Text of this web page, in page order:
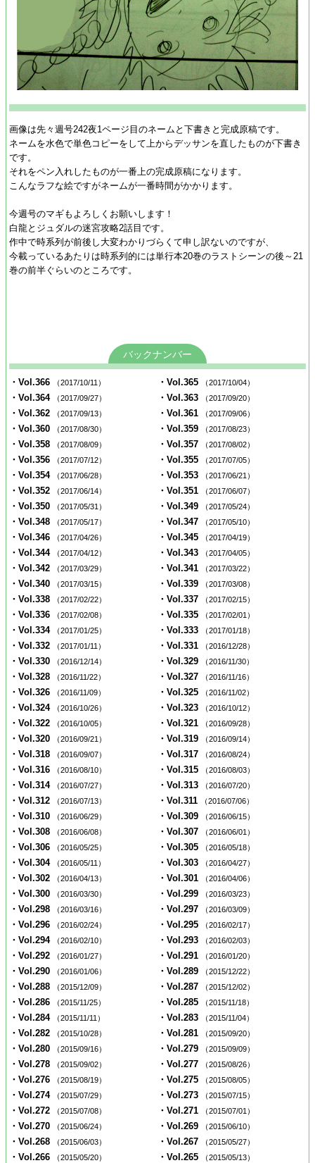
画像は先々週号242夜1ページ目のネームと下書きと完成原稿です。
ネームを水色で単色コピーをして上からデッサンを直したものが下書き
です。
それをペン入れしたものが一番上の完成原稿になります。
こんなラフな絵ですがネームが一番時間がかかります。
今週号のマギもよろしくお願いします！
白龍とジュダルの迷宮攻略2話目です。
作中で時系列が前後し大変わかりづらくて申し訳ないのですが、
今載っているあたりは時系列的には単行本20巻のラストシーンの後～21
巻の前半ぐらいのところです。
バックナンバー
・Vol.366 （2017/10/11） ・Vol.365 （2017/10/04）
・Vol.364 （2017/09/27） ・Vol.363 （2017/09/20）
・Vol.362 （2017/09/13） ・Vol.361 （2017/09/06）
・Vol.360 （2017/08/30） ・Vol.359 （2017/08/23）
・Vol.358 （2017/08/09） ・Vol.357 （2017/08/02）
・Vol.356 （2017/07/12） ・Vol.355 （2017/07/05）
・Vol.354 （2017/06/28） ・Vol.353 （2017/06/21）
・Vol.352 （2017/06/14） ・Vol.351 （2017/06/07）
・Vol.350 （2017/05/31） ・Vol.349 （2017/05/24）
・Vol.348 （2017/05/17） ・Vol.347 （2017/05/10）
・Vol.346 （2017/04/26） ・Vol.345 （2017/04/19）
・Vol.344 （2017/04/12） ・Vol.343 （2017/04/05）
・Vol.342 （2017/03/29） ・Vol.341 （2017/03/22）
・Vol.340 （2017/03/15） ・Vol.339 （2017/03/08）
・Vol.338 （2017/02/22） ・Vol.337 （2017/02/15）
・Vol.336 （2017/02/08） ・Vol.335 （2017/02/01）
・Vol.334 （2017/01/25） ・Vol.333 （2017/01/18）
・Vol.332 （2017/01/11） ・Vol.331 （2016/12/28）
・Vol.330 （2016/12/14） ・Vol.329 （2016/11/30）
・Vol.328 （2016/11/22） ・Vol.327 （2016/11/16）
・Vol.326 （2016/11/09） ・Vol.325 （2016/11/02）
・Vol.324 （2016/10/26） ・Vol.323 （2016/10/12）
・Vol.322 （2016/10/05） ・Vol.321 （2016/09/28）
・Vol.320 （2016/09/21） ・Vol.319 （2016/09/14）
・Vol.318 （2016/09/07） ・Vol.317 （2016/08/24）
・Vol.316 （2016/08/10） ・Vol.315 （2016/08/03）
・Vol.314 （2016/07/27） ・Vol.313 （2016/07/20）
・Vol.312 （2016/07/13） ・Vol.311 （2016/07/06）
・Vol.310 （2016/06/29） ・Vol.309 （2016/06/15）
・Vol.308 （2016/06/08） ・Vol.307 （2016/06/01）
・Vol.306 （2016/05/25） ・Vol.305 （2016/05/18）
・Vol.304 （2016/05/11） ・Vol.303 （2016/04/27）
・Vol.302 （2016/04/13） ・Vol.301 （2016/04/06）
・Vol.300 （2016/03/30） ・Vol.299 （2016/03/23）
・Vol.298 （2016/03/16） ・Vol.297 （2016/03/09）
・Vol.296 （2016/02/24） ・Vol.295 （2016/02/17）
・Vol.294 （2016/02/10） ・Vol.293 （2016/02/03）
・Vol.292 （2016/01/27） ・Vol.291 （2016/01/20）
・Vol.290 （2016/01/06） ・Vol.289 （2015/12/22）
・Vol.288 （2015/12/09） ・Vol.287 （2015/12/02）
・Vol.286 （2015/11/25） ・Vol.285 （2015/11/18）
・Vol.284 （2015/11/11） ・Vol.283 （2015/11/04）
・Vol.282 （2015/10/28） ・Vol.281 （2015/09/20）
・Vol.280 （2015/09/16） ・Vol.279 （2015/09/09）
・Vol.278 （2015/09/02） ・Vol.277 （2015/08/26）
・Vol.276 （2015/08/19） ・Vol.275 （2015/08/05）
・Vol.274 （2015/07/29） ・Vol.273 （2015/07/15）
・Vol.272 （2015/07/08） ・Vol.271 （2015/07/01）
・Vol.270 （2015/06/24） ・Vol.269 （2015/06/10）
・Vol.268 （2015/06/03） ・Vol.267 （2015/05/27）
・Vol.266 （2015/05/20） ・Vol.265 （2015/05/13）